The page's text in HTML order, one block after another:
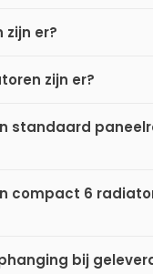
er?
zijn er?
standaard
compact 6
bij